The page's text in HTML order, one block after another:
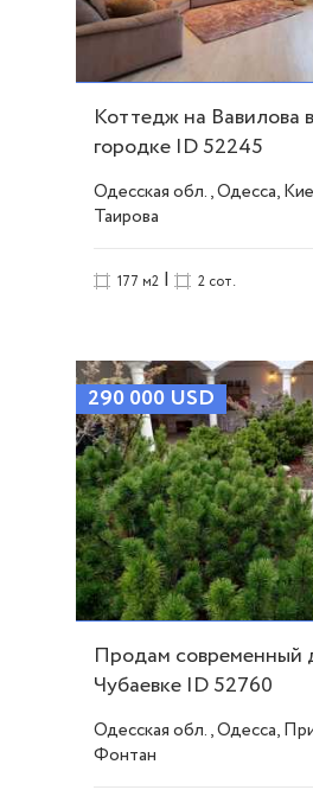
Коттедж на Вавилова
городке ID 52245
Одесская обл., Одесса,
Таирова
177 м2 | 2 сот.
290 000 USD
Продам современный
Чубаевке ID 52760
Одесская обл., Одесса,
Фонтан